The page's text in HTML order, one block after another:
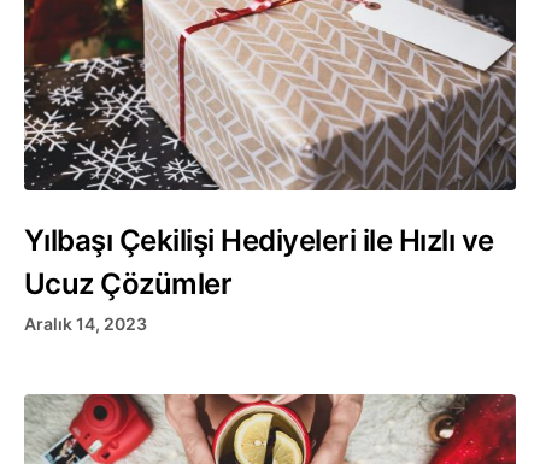
Yılbaşı Çekilişi Hediyeleri ile Hızlı ve
Ucuz Çözümler
Aralık 14, 2023